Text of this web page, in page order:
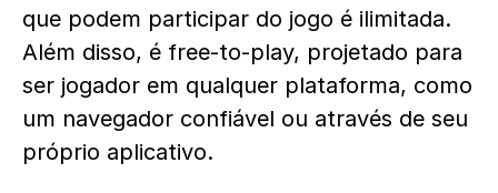
que podem participar do jogo é ilimitada.
Além disso, é free-to-play, projetado para
ser jogador em qualquer plataforma, como
um navegador confiável ou através de seu
próprio aplicativo.